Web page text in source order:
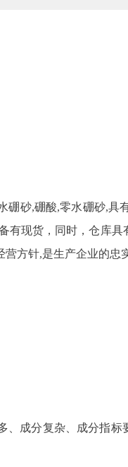
砂,硼酸,零水硼砂,具
有现货，同时，仓库
方针,是生产企业的忠
成分复杂、成分指标